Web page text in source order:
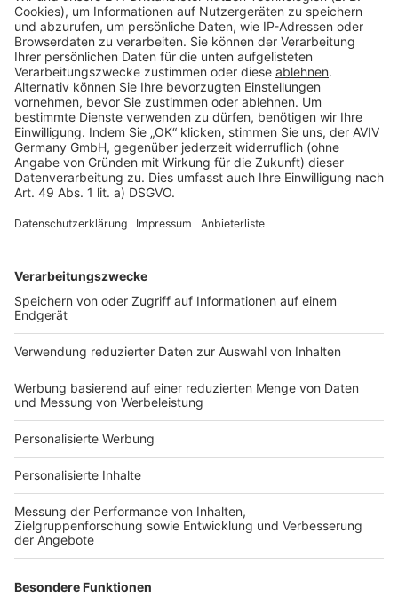
Cookie Einstellungen
Rechtliches
AGB-Übersicht
Datenschutz
Impressum
Services
Bauprojekt-Quiz
Häuser-Suche
Hausanbieter-Suche
Bauprojekt-Profil
Für Unternehmen
Ihre Baufirma auf bauen.de
Kostenloses Infogespräch